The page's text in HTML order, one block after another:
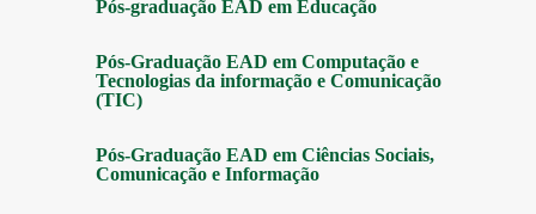
Pós-graduação EAD em Educação
Pós-Graduação EAD em Computação e
Tecnologias da informação e Comunicação
(TIC)
Pós-Graduação EAD em Ciências Sociais,
Comunicação e Informação